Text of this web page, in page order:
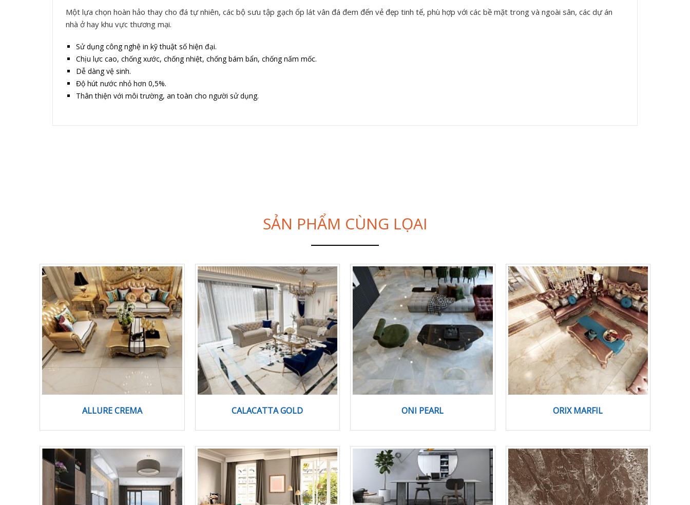
Một lựa chọn hoàn hảo thay cho đá tự nhiên, các bộ sưu tập gạch ốp lát vân đá đem đến vẻ đẹp tinh tế, phù hợp với các bề mặt trong và ngoài sân, các dự án
nhà ở hay khu vực thương mại.
Sử dụng công nghệ in kỹ thuật số hiện đại.
Chịu lực cao, chống xước, chống nhiệt, chống bám bẩn, chống nấm mốc.
Dễ dàng vệ sinh.
Độ hút nước nhỏ hơn 0,5%.
Thân thiện với môi trường, an toàn cho người sử dụng.
SẢN PHẨM CÙNG LỌAI
ALLURE CREMA CALACATTA GOLD ONI PEARL ORIX MARFIL